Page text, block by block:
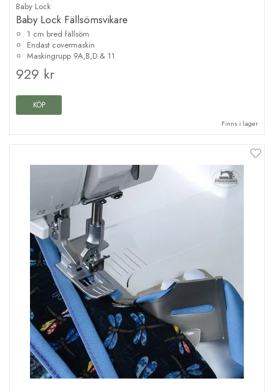
Baby Lock
Baby Lock Fällsömsvikare
1 cm bred fällsöm
Endast covermaskin
Maskingrupp 9A,B,D & 11
929 kr
KÖP
Finns i lager